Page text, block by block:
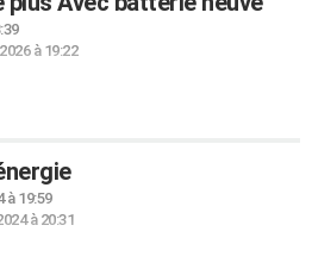
à 19:22
à 19:59
à 20:31